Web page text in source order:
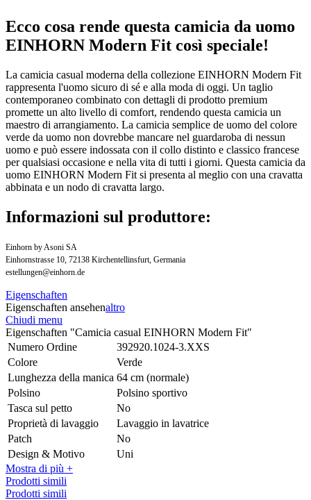
Ecco cosa rende questa camicia da uomo
EINHORN Modern Fit così speciale!
La camicia casual moderna della collezione EINHORN Modern Fit
rappresenta l'uomo sicuro di sé e alla moda di oggi. Un taglio
contemporaneo combinato con dettagli di prodotto premium
promette un alto livello di comfort, rendendo questa camicia un
maestro di arrangiamento. La camicia semplice de uomo del colore
verde da uomo non dovrebbe mancare nel guardaroba di nessun
uomo e può essere indossata con il collo distinto e classico francese
per qualsiasi occasione e nella vita di tutti i giorni. Questa camicia da
uomo EINHORN Modern Fit si presenta al meglio con una cravatta
abbinata e un nodo di cravatta largo.
Informazioni sul produttore:
Einhorn by Asoni SA
Einhornstrasse 10, 72138 Kirchentellinsfurt, Germania
estellungen@einhorn.de
Eigenschaften
Eigenschaften ansehenaltro
Chiudi menu
Eigenschaften "Camicia casual EINHORN Modern Fit"
Numero Ordine
392920.1024-3.XXS
Colore
Verde
Lunghezza della manica 64 cm (normale)
Polsino
Polsino sportivo
Tasca sul petto
No
Proprietà di lavaggio
Lavaggio in lavatrice
Patch
No
Design & Motivo
Uni
Mostra di più +
Prodotti simili
Prodotti simili